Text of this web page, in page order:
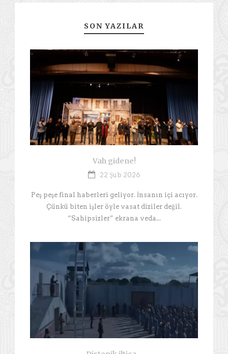
SON YAZILAR
Vah gidene!
22 Şub 2026
Peş peşe final haberleri geliyor. İnsanın içi acıyor.
Çünkü biten işler öyle vasat diziler değil.
“Sahipsizler” ekrana veda...